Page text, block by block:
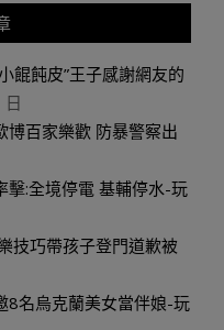
餛飩皮”王子感謝網友的
博百家樂歡 防暴警察出
擊:全境停電 基輔停水-玩
技巧帶孩子登門道歉被
8名烏克蘭美女當伴娘-玩